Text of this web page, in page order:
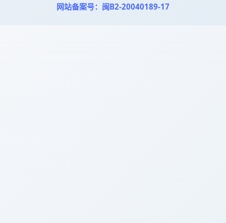
网站备案号：闽B2-20040189-17